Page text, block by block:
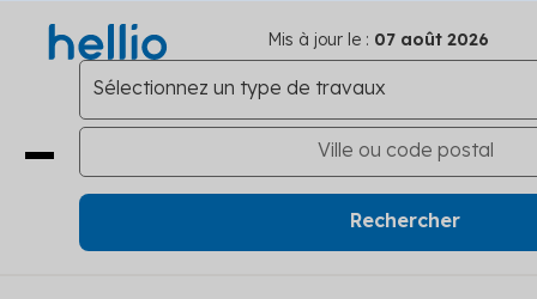
Mis à jour le : 07 août 2026